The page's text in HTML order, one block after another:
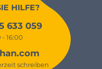
HILFE?
633 059
- 16:00
schreiben